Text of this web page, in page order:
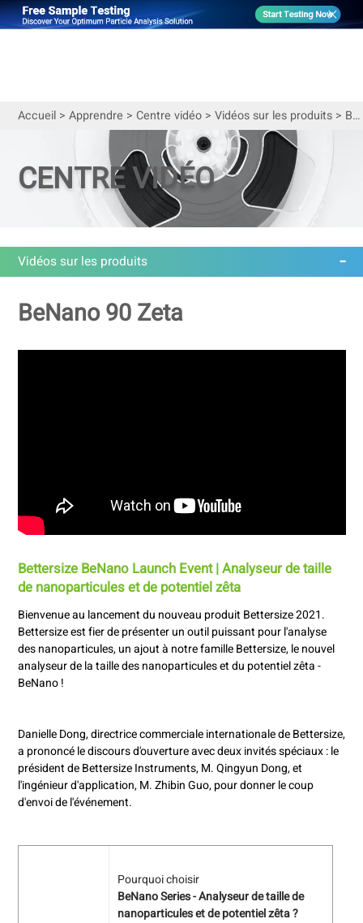
Accueil> Apprendre > Centre vidéo> Vidéos sur les produits> Bettersize BeNano Launch Event | Analyseur de taille de nanoparticules et de potentiel zêta
CENTRE VIDÉO
Vidéos sur les produits
BeNano 90 Zeta
Bettersize BeNano Launch Event | Analyseur de taille
de nanoparticules et de potentiel zêta
Bienvenue au lancement du nouveau produit Bettersize 2021.
Bettersize est fier de présenter un outil puissant pour l'analyse
des nanoparticules, un ajout à notre famille Bettersize, le nouvel
analyseur de la taille des nanoparticules et du potentiel zêta -
BeNano !
Danielle Dong, directrice commerciale internationale de Bettersize,
a prononcé le discours d'ouverture avec deux invités spéciaux : le
président de Bettersize Instruments, M. Qingyun Dong, et
l'ingénieur d'application, M. Zhibin Guo, pour donner le coup
d'envoi de l'événement.
Pourquoi choisir
BeNano Series - Analyseur de taille de
nanoparticules et de potentiel zêta ?